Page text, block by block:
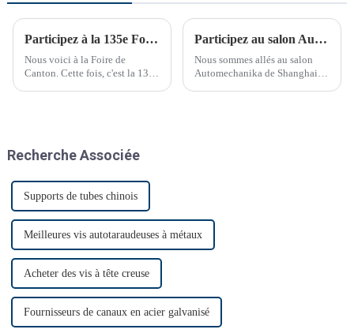
Participez à la 135e Foire de Canton
Nous voici à la Foire de
Canton. Cette fois, c'est la 135e
Participez au salon Automechanika de Shanghai
Nous sommes allés au salon
Automechanika de Shanghai
Recherche Associée
Supports de tubes chinois
Meilleures vis autotaraudeuses à métaux
Acheter des vis à tête creuse
Fournisseurs de canaux en acier galvanisé